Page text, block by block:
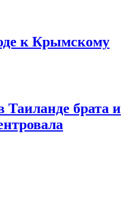
к Крымскому
брата и